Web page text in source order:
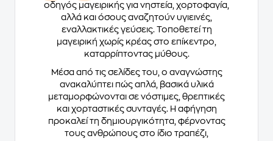
οδηγός μαγειρικής για νηστεία, χορτοφαγία,
αλλά και όσους αναζητούν υγιεινές,
εναλλακτικές γεύσεις. Τοποθετεί τη
μαγειρική χωρίς κρέας στο επίκεντρο,
καταρρίπτοντας μύθους.
Μέσα από τις σελίδες του, ο αναγνώστης
ανακαλύπτει πώς απλά, βασικά υλικά
μεταμορφώνονται σε νόστιμες, θρεπτικές
και χορταστικές συνταγές. Η αφήγηση
προκαλεί τη δημιουργικότητα, φέρνοντας
τους ανθρώπους στο ίδιο τραπέζι,